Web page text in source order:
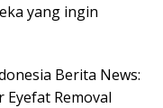
yang ingin
Berita News:
Eyefat Removal